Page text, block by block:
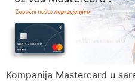
Kompanija Mastercard u